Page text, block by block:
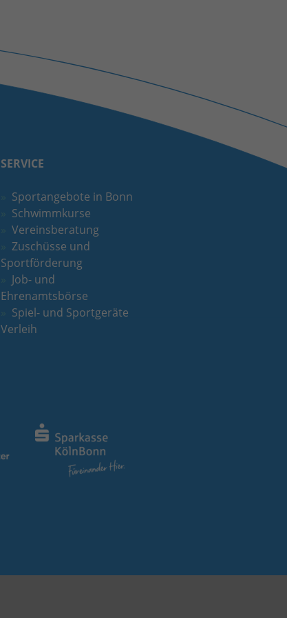
SERVICE
Sportangebote in Bonn
Schwimmkurse
Vereinsberatung
Zuschüsse und
Sportförderung
Job- und
Ehrenamtsbörse
Spiel- und Sportgeräte
Verleih